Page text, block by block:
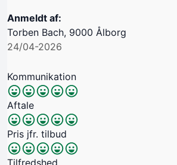
Anmeldt af:
Torben Bach, 9000 Ålborg
24/04-2026
Kommunikation
Aftale
Pris jfr. tilbud
Tilfredshed